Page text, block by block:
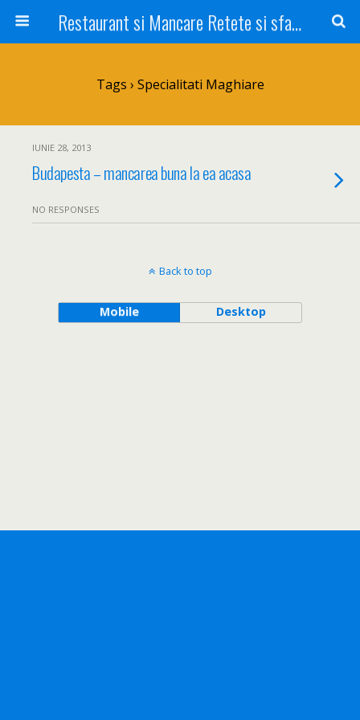
Restaurant si Mancare Retete si sfaturi Picant bun si rapid
Tags › Specialitati Maghiare
IUNIE 28, 2013
Budapesta – mancarea buna la ea acasa
NO RESPONSES
Back to top
Mobile Desktop